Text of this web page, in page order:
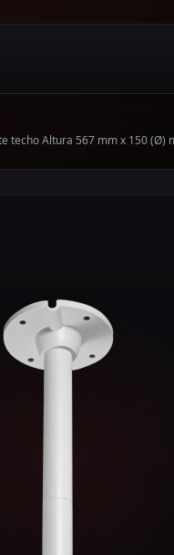
techo Altura 567 mm x 150 (Ø)